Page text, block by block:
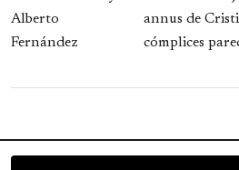
annus de
cómplices